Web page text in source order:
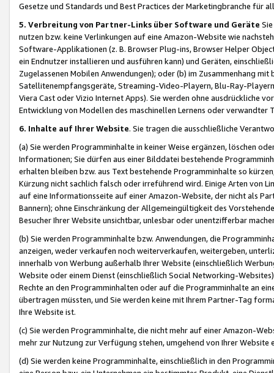
Gesetze und Standards und Best Practices der Marketingbranche für
5. Verbreitung von Partner-Links über Software und Geräte
nutzen bzw. keine Verlinkungen auf eine Amazon-Website wie
Software-Applikationen (z. B. Browser Plug-ins, Browser Helper
ein Endnutzer installieren und ausführen kann) und Geräten,
Zugelassenen Mobilen Anwendungen); oder (b) im Zusammenhang
Satellitenempfangsgeräte, Streaming-Video-Playern, Blu-Ray-
Viera Cast oder Vizio Internet Apps). Sie werden ohne ausdrückliche
Entwicklung von Modellen des maschinellen Lernens oder
6. Inhalte auf Ihrer Website. Sie tragen die ausschließliche
(a) Sie werden Programminhalte in keiner Weise ergänzen, löschen
Informationen; Sie dürfen aus einer Bilddatei bestehende
erhalten bleiben bzw. aus Text bestehende Programminhalte so
Kürzung nicht sachlich falsch oder irreführend wird. Einige Arten von
auf eine Informationsseite auf einer Amazon-Website, der nicht als
Bannern); ohne Einschränkung der Allgemeingültigkeit des
Besucher Ihrer Website unsichtbar, unlesbar oder unentzifferbar
(b) Sie werden Programminhalte bzw. Anwendungen, die
anzeigen, weder verkaufen noch weiterverkaufen, weitergeben,
innerhalb von Werbung außerhalb Ihrer Website (einschließlich
Website oder einem Dienst (einschließlich Social Networking-
Rechte an den Programminhalten oder auf die Programminhalte an
übertragen müssten, und Sie werden keine mit Ihrem Partner-Tag
Ihre Website ist.
(c) Sie werden Programminhalte, die nicht mehr auf einer Amazon-
mehr zur Nutzung zur Verfügung stehen, umgehend von Ihrer
(d) Sie werden keine Programminhalte, einschließlich in den